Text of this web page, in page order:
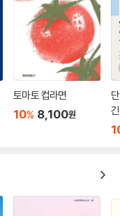
토마토 컵라면
10% 8,100원